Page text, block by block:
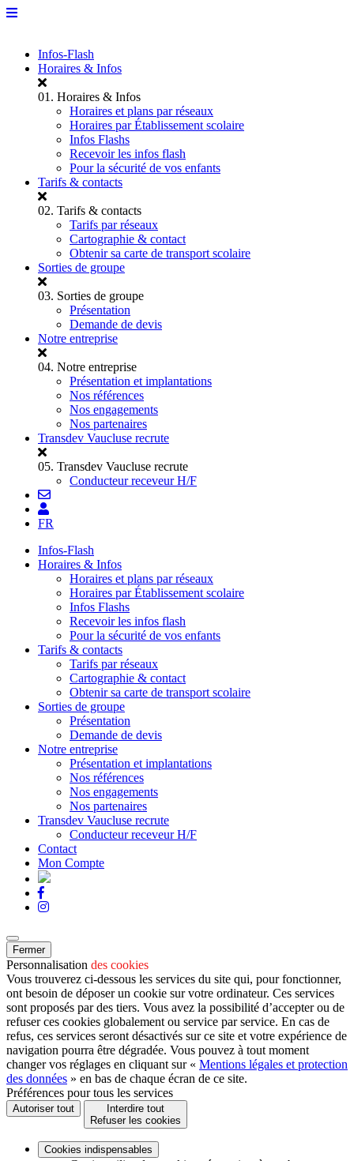
Infos-Flash
Horaires & Infos
01. Horaires & Infos
Horaires et plans par réseaux
Horaires par Établissement scolaire
Infos Flashs
Recevoir les infos flash
Pour la sécurité de vos enfants
Tarifs & contacts
02. Tarifs & contacts
Tarifs par réseaux
Cartographie & contact
Obtenir sa carte de transport scolaire
Sorties de groupe
03. Sorties de groupe
Présentation
Demande de devis
Notre entreprise
04. Notre entreprise
Présentation et implantations
Nos références
Nos engagements
Nos partenaires
Transdev Vaucluse recrute
05. Transdev Vaucluse recrute
Conducteur receveur H/F
FR
Infos-Flash
Horaires & Infos
Horaires et plans par réseaux
Horaires par Établissement scolaire
Infos Flashs
Recevoir les infos flash
Pour la sécurité de vos enfants
Tarifs & contacts
Tarifs par réseaux
Cartographie & contact
Obtenir sa carte de transport scolaire
Sorties de groupe
Présentation
Demande de devis
Notre entreprise
Présentation et implantations
Nos références
Nos engagements
Nos partenaires
Transdev Vaucluse recrute
Conducteur receveur H/F
Contact
Mon Compte
Fermer
Personnalisation des cookies
Vous trouverez ci-dessous les services du site qui, pour fonctionner,
ont besoin de déposer un cookie sur votre ordinateur. Ces services
sont proposés par des tiers. Vous avez la possibilité d’accepter ou de
refuser ces cookies globalement ou service par service. En cas de
refus, ces services seront désactivés sur ce site et votre expérience de
navigation pourra être dégradée. Vous pouvez à tout moment
changer vos réglages en cliquant sur « Mentions légales et protection
des données » en bas de chaque écran de ce site.
Préférences pour tous les services
Autoriser tout
Interdire tout
Refuser les cookies
Cookies indispensables